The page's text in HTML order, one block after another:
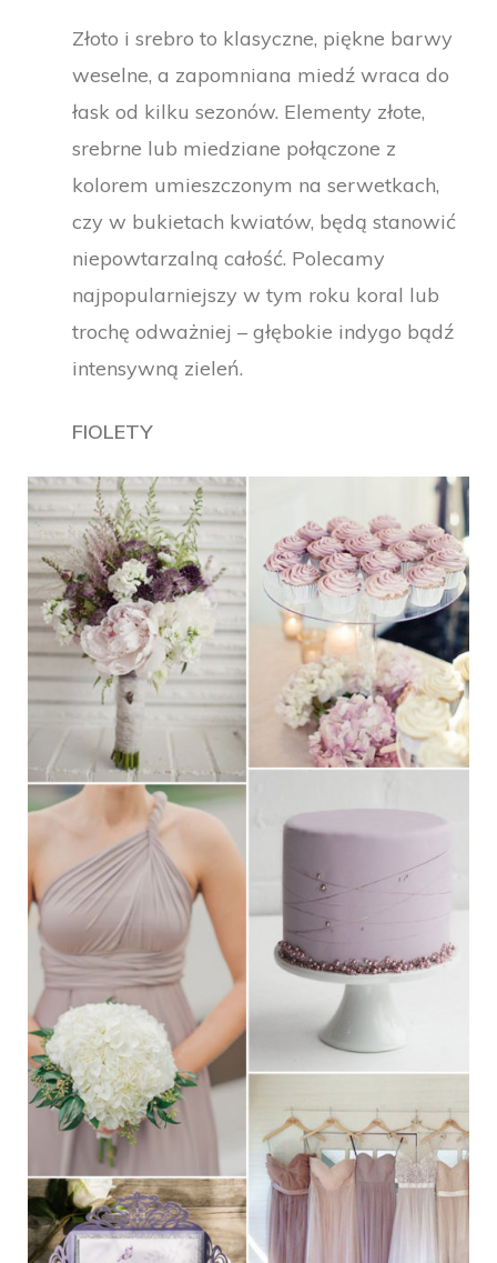
Złoto i srebro to klasyczne, piękne barwy
weselne, a zapomniana miedź wraca do
łask od kilku sezonów. Elementy złote,
srebrne lub miedziane połączone z
kolorem umieszczonym na serwetkach,
czy w bukietach kwiatów, będą stanowić
niepowtarzalną całość. Polecamy
najpopularniejszy w tym roku koral lub
trochę odważniej – głębokie indygo bądź
intensywną zieleń.
FIOLETY